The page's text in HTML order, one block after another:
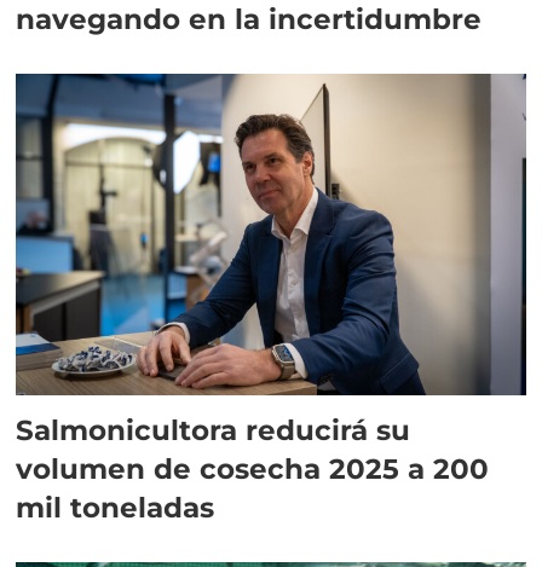
navegando en la incertidumbre
Salmonicultora reducirá su
volumen de cosecha 2025 a 200
mil toneladas